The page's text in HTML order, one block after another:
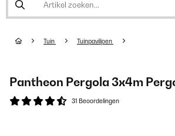
Tuin Tuinpaviljoen
Pantheon Pergola 3x4m
31 Beoordelingen